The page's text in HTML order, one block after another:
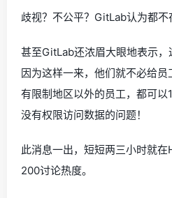
歧视？不公平？GitLab认为都不
甚至GitLab还浓眉大眼地表示，
因为这样一来，他们就不必给
有限制地区以外的员工，都可
没有权限访问数据的问题！
此消息一出，短短两三小时就
200讨论热度。